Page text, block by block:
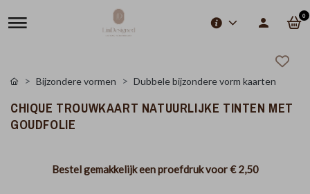
0
Bijzondere vormen Dubbele bijzondere vorm kaarten
CHIQUE TROUWKAART NATUURLIJKE TINTEN MET
GOUDFOLIE
Bestel gemakkelijk een proefdruk voor€ 2,50